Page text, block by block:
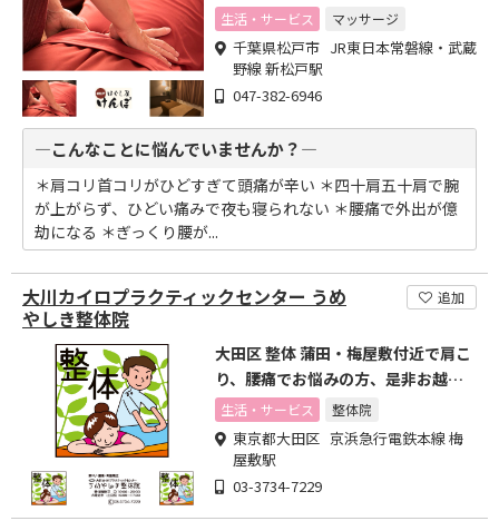
します
生活・サービス マッサージ
千葉県松戸市 JR東日本常磐線・武蔵
野線 新松戸駅
047-382-6946
―こんなことに悩んでいませんか？―
＊肩コリ首コリがひどすぎて頭痛が辛い ＊四十肩五十肩で腕
が上がらず、ひどい痛みで夜も寝られない ＊腰痛で外出が億
劫になる ＊ぎっくり腰が...
大川カイロプラクティックセンター うめ
やしき整体院
追加
大田区 整体 蒲田・梅屋敷付近で肩こ
り、腰痛でお悩みの方、是非お越し
ください。
生活・サービス 整体院
東京都大田区 京浜急行電鉄本線 梅
屋敷駅
03-3734-7229